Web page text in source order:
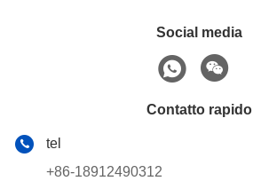
Social media
Contatto rapido
tel
+86-18912490312